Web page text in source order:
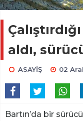
aldı,
ASAYİŞ 02
Bartın’da bir